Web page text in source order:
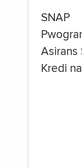
SNAP
Asirans
Kredi